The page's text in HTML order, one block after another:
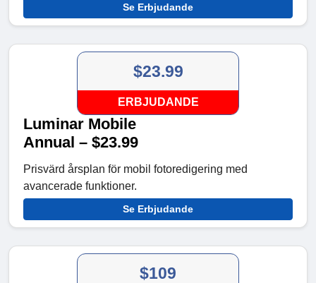
Se Erbjudande
$23.99
ERBJUDANDE
Luminar Mobile
Annual – $23.99
Prisvärd årsplan för mobil fotoredigering med
avancerade funktioner.
Se Erbjudande
$109